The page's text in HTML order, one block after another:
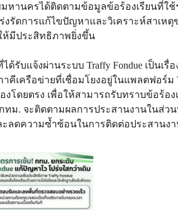
หานครได้ติดตามข้อมูลข้อร้องเรียนที่ใช้
งรัดการแก้ไขปัญหาและวิเคราะห์สาเห
ห้มีประสิทธิภาพยิ่งขึ้น
รับแจ้งผ่านระบบ Traffy Fondue เป็นเ
เครือข่ายที่เชื่อมโยงอยู่ในแพลตฟอร์ม
งโดยตรง เพื่อให้สามารถรับทราบข้อร้
ทม. จะติดตามผลการประสานงานในส่ว
ลดความซ้ำซ้อนในการติดต่อประสานง